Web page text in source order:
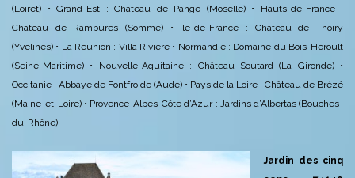
(Loiret)
• Grand-Est : Château de Pange (Moselle)
• Hauts-de-France :
Château de Rambures (Somme)
• Ile-de-France : Château de Thoiry
(Yvelines) • La Réunion : Villa Rivière • Normandie : Domaine du Bois-Héroult
(Seine-Maritime) • Nouvelle-Aquitaine : Château Soutard (La Gironde) •
Occitanie : Abbaye de Fontfroide (Aude) • Pays de la Loire : Château de Brézé
(Maine-et-Loire) • Provence-Alpes-Côte d’Azur : Jardins d’Albertas (Bouches-
du-Rhône)
Jardin des cinq